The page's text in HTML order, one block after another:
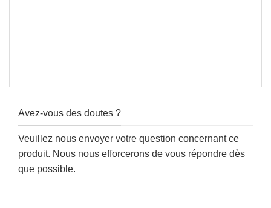
Avez-vous des doutes ?
Veuillez nous envoyer votre question concernant ce
produit. Nous nous efforcerons de vous répondre dès
que possible.